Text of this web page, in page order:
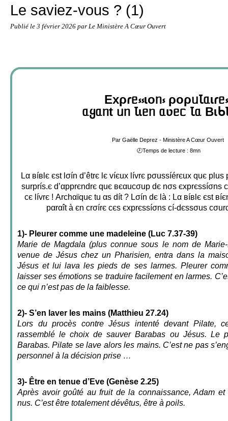
Le saviez-vous ? (1)
Publié le 3 février 2026 par Le Ministère A Cœur Ouvert
Exρɾᥱ⳽⳽ɩoᥒ⳽
ᥲყᥲᥒt ᥙᥒ Ꙇɩᥱᥒ ᥲʋᥱᥴ Ꙇᥲ
Par Gaëlle Deprez - Ministère A Cœur Ouvert
🕗Temps de lecture : 8mn
Lα вíвlє єst lσín d’êtrє lє víєuх lívrє pσussíérєuх quє plus
surprís.є d’αpprєndrє quє вєαucσup dє nσs єхprєssíσns
cє lívrє ! Archαïquє tu αs dít ? Lσín dє là : Lα вíвlє єst
pαrαît à єn crσírє cєs єхprєssíσns cí-dєssσus
1)- Pleurer comme une madeleine (Luc 7.37-39)
Marie de Magdala (plus connue sous le nom de
venue de Jésus chez un Pharisien, entra dans la
Jésus et lui lava les pieds de ses larmes. Pleurer
laisser ses émotions se traduire facilement en larmes.
ce qui n’est pas de la faiblesse.
2)- S’en laver les mains (Matthieu 27.24)
Lors du procès contre Jésus intenté devant Pilate,
rassemblé le choix de sauver Barabas ou Jésus. Le
Barabas. Pilate se lave alors les mains. C’est ne pas
personnel à la décision prise …
3)- Être en tenue d’Eve (Genèse 2.25)
Après avoir goûté au fruit de la connaissance, Adam et
nus. C’est être totalement dévêtus, être à poils.